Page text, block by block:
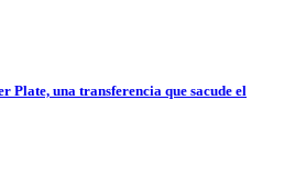
Plate, una transferencia que sacude el